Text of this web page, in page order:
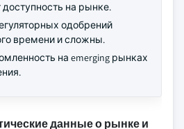
на рынке.
одобрений
времени и сложны.
на emerging рынках
данные о рынке и